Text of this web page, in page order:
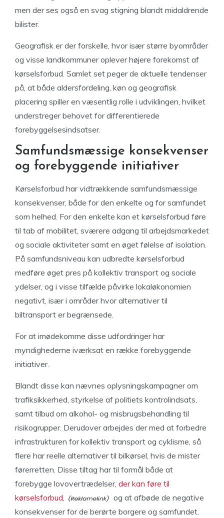
men der ses også en svag stigning blandt midaldrende
bilister.
Geografisk er der forskelle, hvor især større byområder
og visse landkommuner oplever højere forekomst af
kørselsforbud. Samlet set peger de aktuelle tendenser
på, at både aldersfordeling, køn og geografisk
placering spiller en væsentlig rolle i udviklingen, hvilket
understreger behovet for differentierede
forebyggelsesindsatser.
Samfundsmæssige konsekvenser
og forebyggende initiativer
Kørselsforbud har vidtrækkende samfundsmæssige
konsekvenser, både for den enkelte og for samfundet
som helhed. For den enkelte kan et kørselsforbud føre
til tab af mobilitet, sværere adgang til arbejdsmarkedet
og sociale aktiviteter samt en øget følelse af isolation.
På samfundsniveau kan udbredte kørselsforbud
medføre øget pres på kollektiv transport og sociale
ydelser, og i visse tilfælde påvirke lokaløkonomien
negativt, især i områder hvor alternativer til
biltransport er begrænsede.
For at imødekomme disse udfordringer har
myndighederne iværksat en række forebyggende
initiativer.
Blandt disse kan nævnes oplysningskampagner om
trafiksikkerhed, styrkelse af politiets kontrolindsats,
samt tilbud om alkohol- og misbrugsbehandling til
risikogrupper. Derudover arbejdes der med at forbedre
infrastrukturen for kollektiv transport og cyklisme, så
flere har reelle alternativer til bilkørsel, hvis de mister
førerretten. Disse tiltag har til formål både at
forebygge lovovertrædelser, der kan føre til
kørselsforbud,
og at afbøde de negative
konsekvenser for de berørte borgere og samfundet.